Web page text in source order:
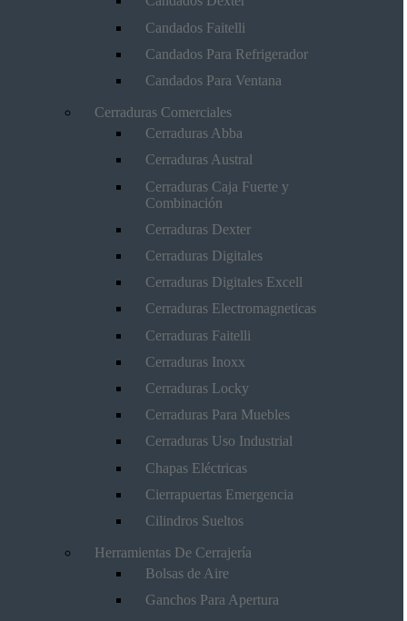
Candados Faitelli
Candados Para Refrigerador
Candados Para Ventana
Cerraduras Comerciales
Cerraduras Abba
Cerraduras Austral
Cerraduras Caja Fuerte y
Combinación
Cerraduras Dexter
Cerraduras Digitales
Cerraduras Digitales Excell
Cerraduras Electromagneticas
Cerraduras Faitelli
Cerraduras Inoxx
Cerraduras Locky
Cerraduras Para Muebles
Cerraduras Uso Industrial
Chapas Eléctricas
Cierrapuertas Emergencia
Cilindros Sueltos
Herramientas De Cerrajería
Bolsas de Aire
Ganchos Para Apertura